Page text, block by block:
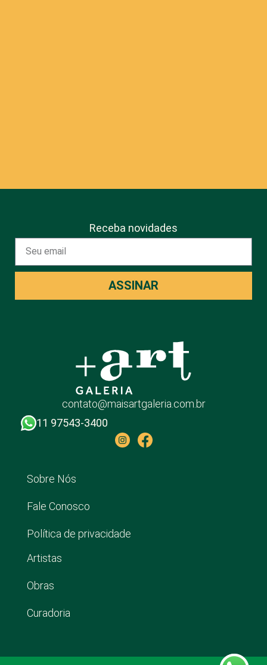
Receba novidades
ASSINAR
contato@maisartgaleria.com.br
11 97543-3400
Sobre Nós
Fale Conosco
Política de privacidade
Artistas
Obras
Curadoria